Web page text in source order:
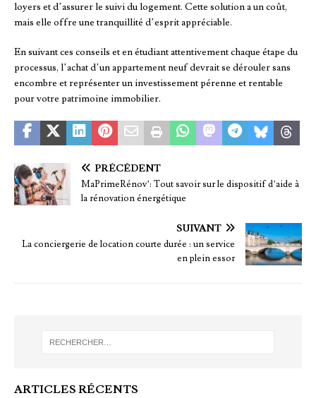
loyers et d’assurer le suivi du logement. Cette solution a un coût,
mais elle offre une tranquillité d’esprit appréciable.
En suivant ces conseils et en étudiant attentivement chaque étape du
processus, l’achat d’un appartement neuf devrait se dérouler sans
encombre et représenter un investissement pérenne et rentable
pour votre patrimoine immobilier.
PRÉCÉDENT
MaPrimeRénov’: Tout savoir sur le dispositif d’aide à
la rénovation énergétique
SUIVANT
La conciergerie de location courte durée : un service
en plein essor
ARTICLES RÉCENTS